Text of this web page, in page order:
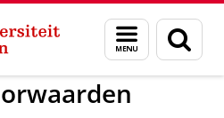
Menu
en
zoeken
van Taal, Kunsten en Cultuur